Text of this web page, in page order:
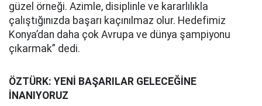
güzel örneği. Azimle, disiplinle ve kararlılıkla
çalıştığınızda başarı kaçınılmaz olur. Hedefimiz
Konya’dan daha çok Avrupa ve dünya şampiyonu
çıkarmak” dedi.
ÖZTÜRK: YENİ BAŞARILAR GELECEĞİNE
İNANIYORUZ